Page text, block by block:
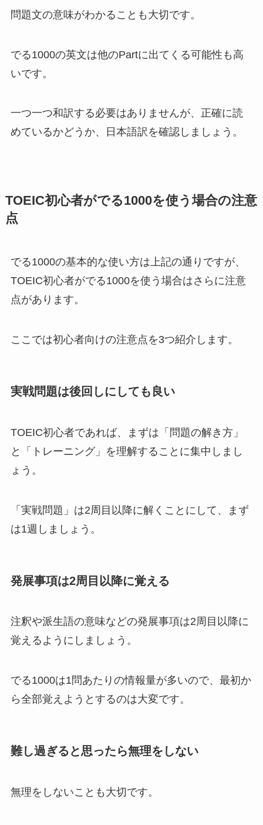
問題文の意味がわかることも大切です。
でる1000の英文は他のPartに出てくる可能性も高
いです。
一つ一つ和訳する必要はありませんが、正確に読
めているかどうか、日本語訳を確認しましょう。
TOEIC初心者がでる1000を使う場合の注意
点
でる1000の基本的な使い方は上記の通りですが、
TOEIC初心者がでる1000を使う場合はさらに注意
点があります。
ここでは初心者向けの注意点を3つ紹介します。
実戦問題は後回しにしても良い
TOEIC初心者であれば、まずは「問題の解き方」
と「トレーニング」を理解することに集中しまし
ょう。
「実戦問題」は2周目以降に解くことにして、まず
は1週しましょう。
発展事項は2周目以降に覚える
注釈や派生語の意味などの発展事項は2周目以降に
覚えるようにしましょう。
でる1000は1問あたりの情報量が多いので、最初か
ら全部覚えようとするのは大変です。
難し過ぎると思ったら無理をしない
無理をしないことも大切です。